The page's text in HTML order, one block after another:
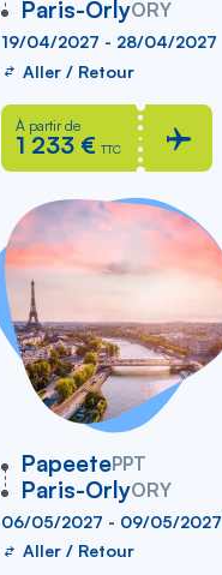
Paris-OrlyORY
19/04/2027 - 28/04/2027
Aller / Retour
À partir de
1 233 € TTC
PapeetePPT
vers
Paris-OrlyORY
06/05/2027 - 09/05/2027
Aller / Retour